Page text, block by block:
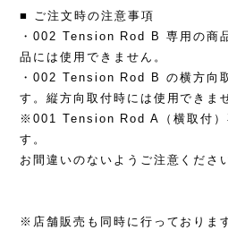
■ ご注文時の注意事項
・002 Tension Rod B 専用の商
品には使用できません。
・002 Tension Rod B の横方向
す。縦方向取付時には使用できま
※001 Tension Rod A（横取付）
す。
お間違いのないようご注意くださ
※店舗販売も同時に行っておりま